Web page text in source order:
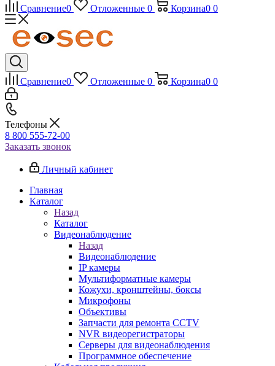
Сравнение0 Отложенные 0 Корзина0 0
Сравнение0 Отложенные 0 Корзина0 0
Телефоны
8 800 555-72-00
Заказать звонок
Личный кабинет
Главная
Каталог
Назад
Каталог
Видеонаблюдение
Назад
Видеонаблюдение
IP камеры
Мультиформатные камеры
Кожухи, кронштейны, боксы
Микрофоны
Объективы
Запчасти для ремонта CCTV
NVR видеорегистраторы
Серверы для видеонаблюдения
Программное обеспечение